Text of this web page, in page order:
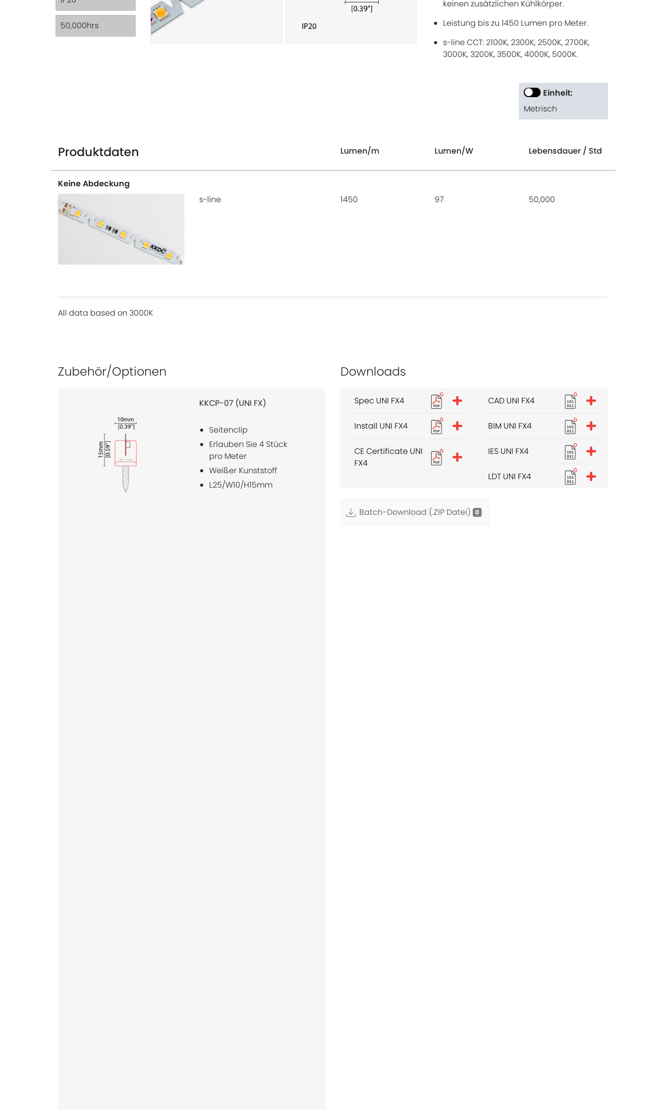
50,000hrs
keinen zusätzlichen Kühlkörper.
Leistung bis zu 1450 Lumen pro Meter.
s-line CCT: 2100K, 2300K, 2500K, 2700K,
3000K, 3200K, 3500K, 4000K, 5000K.
Einheit:
Metrisch
Produktdaten Lumen/m Lumen/W Lebensdauer / Std
Keine Abdeckung
s-line
1450 97 50,000
All data based on 3000K
Zubehör/Optionen Downloads
KKCP-07 (UNI FX)
Seitenclip
Erlauben Sie 4 Stück
pro Meter
Weißer Kunststoff
L25/W10/H15mm
Spec UNI FX4
Install UNI FX4
CE Certificate UNI
FX4
CAD UNI FX4
BIM UNI FX4
IES UNI FX4
LDT UNI FX4
Batch-Download (.ZIP Datei)